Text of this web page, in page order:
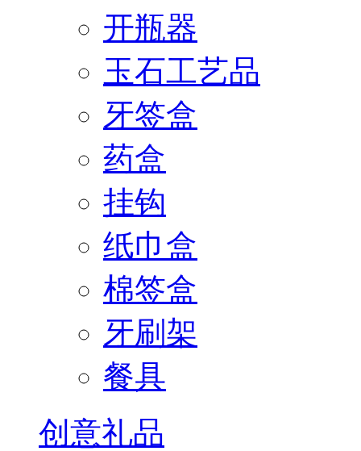
开瓶器
玉石工艺品
牙签盒
药盒
挂钩
纸巾盒
棉签盒
牙刷架
餐具
创意礼品